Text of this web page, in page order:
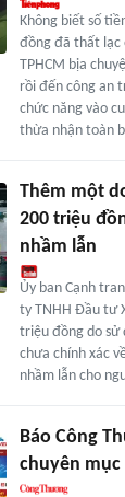
Không biết số
đồng đã thất lạc
TPHCM bịa
rồi đến công an
chức năng vào
thừa nhận toàn
Thêm một
200 triệu
nhầm lẫn
Ủy ban Cạnh
ty TNHH Đầu tư
triệu đồng do sử
chưa chính xác
nhầm lẫn cho
Báo Công
chuyên mục